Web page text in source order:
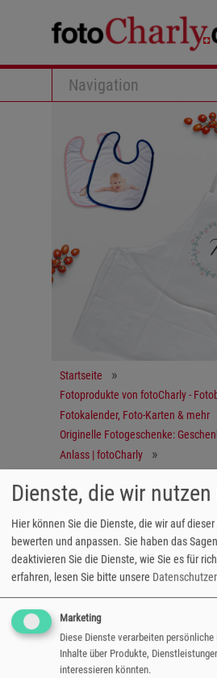
Navigation
Startseite
Fotoprodukte von fotoCharly -
Fotokalender, Foto-Karten & mehr
Originelle Fotogeschenke:
Anlass | fotoCharly
Geschenkidee: Kleidung mit Fotos
Babylätzchen
Praktisch & einzigartig
Unser Babylätzchen mit
nur praktisch, sondern dank
Motiv einzigartig. Somit das
Geschenk zur Geburt oder
Dienste, die wir
Hier können Sie die Dienste, die wir auf
bewerten und anpassen. Sie haben das
deaktivieren Sie die Dienste, wie Sie es für
erfahren, lesen Sie bitte unsere
Marketing
Diese Dienste verarbeiten
Inhalte über Produkte,
interessieren könnten.